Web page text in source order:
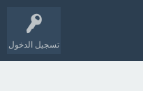
تسجيل الدخول